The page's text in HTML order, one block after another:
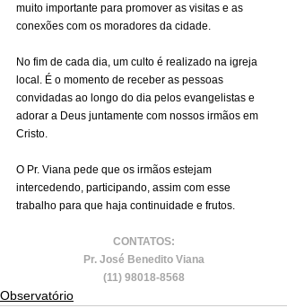
muito importante para promover as visitas e as
conexões com os moradores da cidade.
No fim de cada dia, um culto é realizado na igreja
local. É o momento de receber as pessoas
convidadas ao longo do dia pelos evangelistas e
adorar a Deus juntamente com nossos irmãos em
Cristo.
O Pr. Viana pede que os irmãos estejam
intercedendo, participando, assim com esse
trabalho para que haja continuidade e frutos.
CONTATOS:
Pr. José Benedito Viana
(11) 98018-8568
Observatório